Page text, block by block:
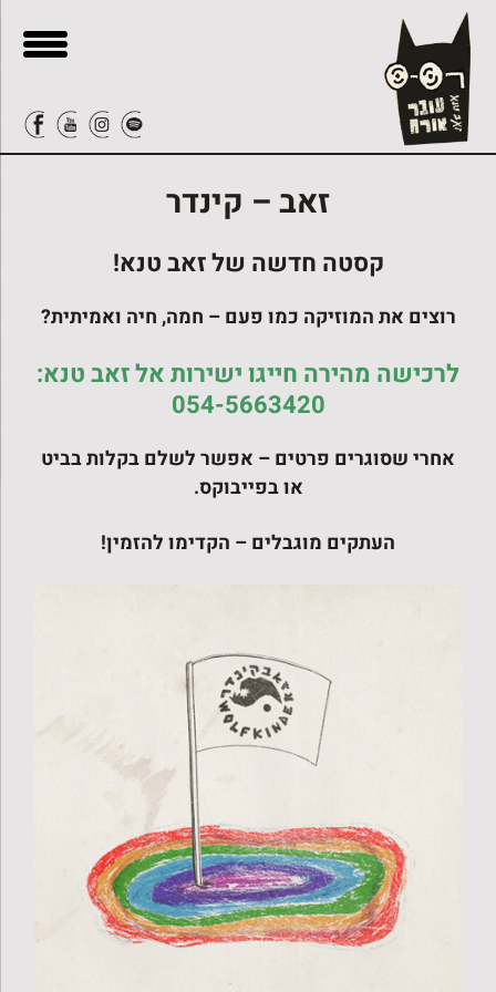
עבור
לתוכן
צור-קשר
זאב – קינדר
קסטה חדשה של זאב טנא!
רוצים את המוזיקה כמו פעם – חמה, חיה ואמיתית?
לרכישה מהירה חייגו ישירות אל זאב טנא:
054-5663420
אחרי שסוגרים פרטים – אפשר לשלם בקלות בביט
או בפייבוקס.
העתקים מוגבלים – הקדימו להזמין!